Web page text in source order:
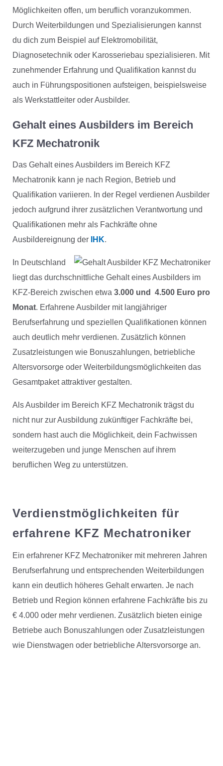
Möglichkeiten offen, um beruflich voranzukommen.
Durch Weiterbildungen und Spezialisierungen kannst
du dich zum Beispiel auf Elektromobilität,
Diagnosetechnik oder Karosseriebau spezialisieren. Mit
zunehmender Erfahrung und Qualifikation kannst du
auch in Führungspositionen aufsteigen, beispielsweise
als Werkstattleiter oder Ausbilder.
Gehalt eines Ausbilders im Bereich
KFZ Mechatronik
Das Gehalt eines Ausbilders im Bereich KFZ
Mechatronik kann je nach Region, Betrieb und
Qualifikation variieren. In der Regel verdienen Ausbilder
jedoch aufgrund ihrer zusätzlichen Verantwortung und
Qualifikationen mehr als Fachkräfte ohne
Ausbildereignung der
IHK.
In Deutschland
liegt das durchschnittliche Gehalt eines Ausbilders im
KFZ-Bereich zwischen etwa 3.000 und 4.500 Euro pro
Monat. Erfahrene Ausbilder mit langjähriger
Berufserfahrung und speziellen Qualifikationen können
auch deutlich mehr verdienen. Zusätzlich können
Zusatzleistungen wie Bonuszahlungen, betriebliche
Altersvorsorge oder Weiterbildungsmöglichkeiten das
Gesamtpaket attraktiver gestalten.
Als Ausbilder im Bereich KFZ Mechatronik trägst du
nicht nur zur Ausbildung zukünftiger Fachkräfte bei,
sondern hast auch die Möglichkeit, dein Fachwissen
weiterzugeben und junge Menschen auf ihrem
beruflichen Weg zu unterstützen.
Verdienstmöglichkeiten für
erfahrene KFZ Mechatroniker
Ein erfahrener KFZ Mechatroniker mit mehreren Jahren
Berufserfahrung und entsprechenden Weiterbildungen
kann ein deutlich höheres Gehalt erwarten. Je nach
Betrieb und Region können erfahrene Fachkräfte bis zu
€ 4.000 oder mehr verdienen. Zusätzlich bieten einige
Betriebe auch Bonuszahlungen oder Zusatzleistungen
wie Dienstwagen oder betriebliche Altersvorsorge an.